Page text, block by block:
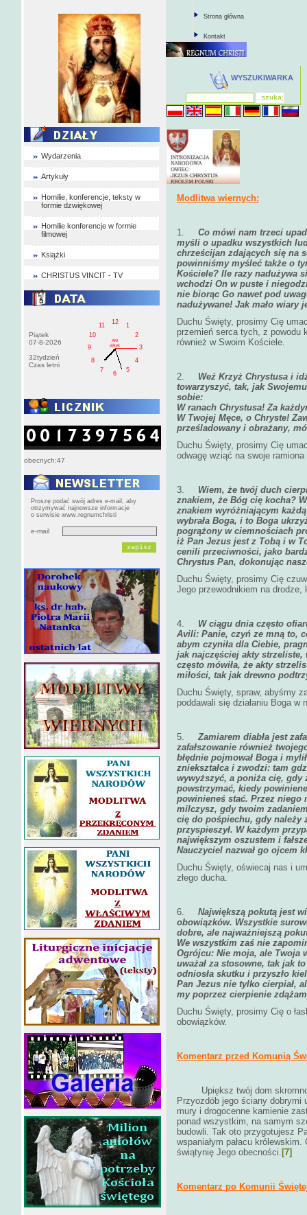
Wydarzenia
Artykuły
Homilie, konferencje, teksty w
formie dzwiękowej
Homilie konferencje w formie
filmowej
Książki
CHRISTUS VINCIT - TV
Piątek
07-8-2026
32tydzień
Czas letni
1
2
3
4
5
6
7
8
9
10
11
12
AM
pištek
obecnych:47
Proszę podać swój adres e-mail, aby
otrzymywać najnowsze informacje
o serwisie www.regnumchristi
e-mail
Strona główna
Kontakt
WYSZUKIWARKA
Modlitwa wiernych:
1. Co mówi nam trzeci
myśli o upadku wszystkich
chrześcijan zdających się na
powinniśmy myśleć także o
Kościele? Ile razy nadużywa
wchodzi On w puste i
nie biorąc Go nawet pod
nadużywane! Jak mało wiary
Duchu Święty, prosimy Cię
przemień serca tych, z powodu
również w Swoim Kościele.
2. Weź Krzyż Chrystusa i
towarzyszyć, tak, jak
sobie:
W ranach Chrystusa! Za
W Twojej Męce, o Chryste!
prześladowany i obrażany,
Duchu Święty, prosimy Cię
odwagę wziąć na swoje
3. Wiem, że twój duch
znakiem, że Bóg cię kocha?
znakiem wyróżniającym
wybrała Boga, i to Boga
pogrążony w ciemnościach
iż Pan Jezus jest z Tobą i w
cenili przeciwności, jako
Chrystus Pan, dokonując
Duchu Święty, prosimy Cię
Jego przewodnikiem na drodze,
4. W ciągu dnia często
Avili: Panie, czyń ze mną to,
abym czyniła dla Ciebie,
jak najczęściej akty strzeliste,
często mówiła, że akty
miłości, tak jak drewno
Duchu Święty, spraw, abyśmy
poddawali się działaniu Boga w
5.Zamiarem diabła jest
zafałszowanie również
błędnie pojmował Boga i
zniekształca i zwodzi: tam
wywyższyć, a poniża cię, gdy
powstrzymać, kiedy
powinieneś stać. Przez niego
milczysz, gdy twoim
cię do pośpiechu, gdy należy
przyspieszył. W każdym
największym oszustem i
Nauczyciel nazwał go ojcem
Duchu Święty, oświecaj nas i
złego ducha.
6. Największą pokutą jest
obowiązków. Wszystkie
dobre, ale najważniejszą
We wszystkim zaś nie
Ogrójcu: Nie moja, ale Twoja
uważał za stosowne, tak jak
odniosła skutku i przyszło
Pan Jezus nie tylko cierpiał,
my poprzez cierpienie
Duchu Święty, prosimy Cię o
obowiązków.
Komentarz przed Komunią
Upiększ twój dom
Przyozdób jego ściany
mury i drogocenne kamienie
ponad wszystkim, na samym
budowli. Tak oto przygotujesz
wspaniałym pałacu
świątynię Jego obecności. [7]
Komentarz po Komunii